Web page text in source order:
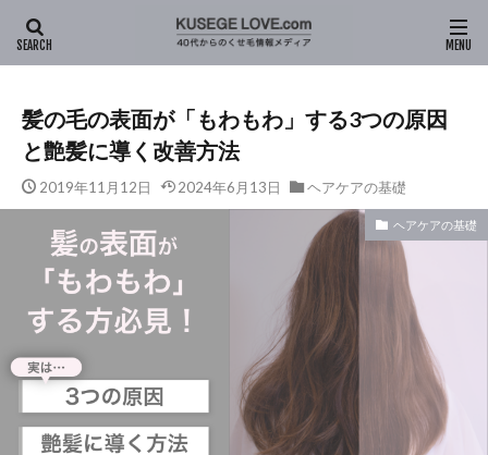
HOME ヘアケアの基礎 髪の毛の表面が「もわ
髪の毛の表面が「もわもわ」する3つの原因
と艶髪に導く改善方法
2019年11月12日 2024年6月13日 ヘアケアの基礎
ヘアケアの基礎